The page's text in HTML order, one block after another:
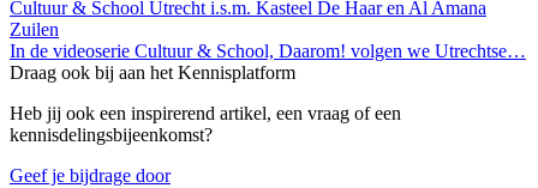
Cultuur & School Utrecht i.s.m. Kasteel De Haar en Al Amana
Zuilen
In de videoserie Cultuur & School, Daarom! volgen we Utrechtse…
Draag ook bij aan het Kennisplatform
Heb jij ook een inspirerend artikel, een vraag of een
kennisdelingsbijeenkomst?
Geef je bijdrage door